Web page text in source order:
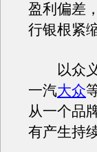
盈利偏差
行银根紧
以众义
一汽大众
从一个品
有产生持